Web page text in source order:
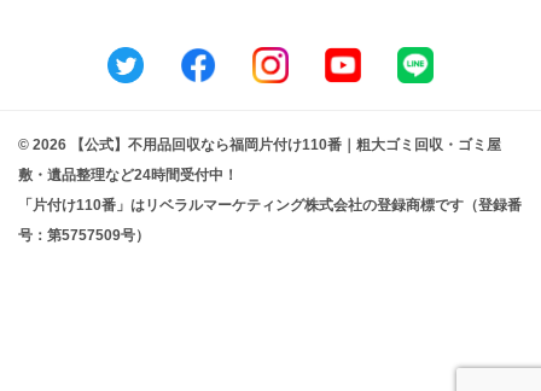
© 2026 【公式】不用品回収なら福岡片付け110番｜粗大ゴミ回収・ゴミ屋
敷・遺品整理など24時間受付中！
「片付け110番」はリベラルマーケティング株式会社の登録商標です（登録番
号：第5757509号）